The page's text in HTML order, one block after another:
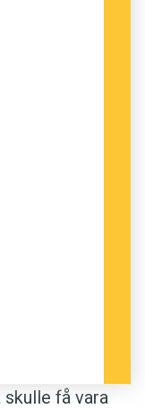
få vara